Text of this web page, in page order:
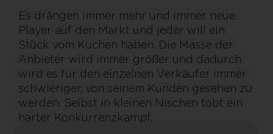
Es drängen immer mehr und immer neue
Player auf den Markt und jeder will ein
Stück vom Kuchen haben. Die Masse der
Anbieter wird immer größer und dadurch
wird es für den einzelnen Verkäufer immer
schwieriger, von seinem Kunden gesehen zu
werden. Selbst in kleinen Nischen tobt ein
harter Konkurrenzkampf.